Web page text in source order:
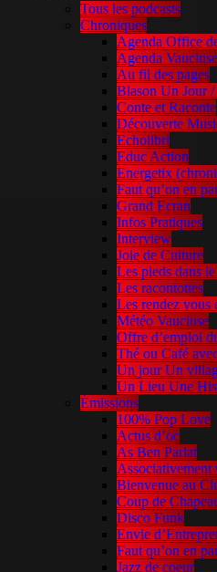
Tous les podcasts
Chroniques
Agenda Office
Agenda Vaucluse
Au fil des pages
Blason Un Jour
Conte et Raconte
Découverte
Echolibri
Educ Action
Energetix
Faut qu’on en
Grand Ecran
Infos Pratiques
Interview
Joie de Culture
Les pieds dans
Les racontottes
Les rendez vous
Météo Vaucluse
Offre d’emploi
Thé ou Café
Un jour Un
Un Lieu Une
Émissions
100% Pop Love
Actus d’oc
As Ben Parlat
Associativement
Bienvenue au
Coup de
Disco Funk
Envie
Faut qu’on en
Jazz de coeur